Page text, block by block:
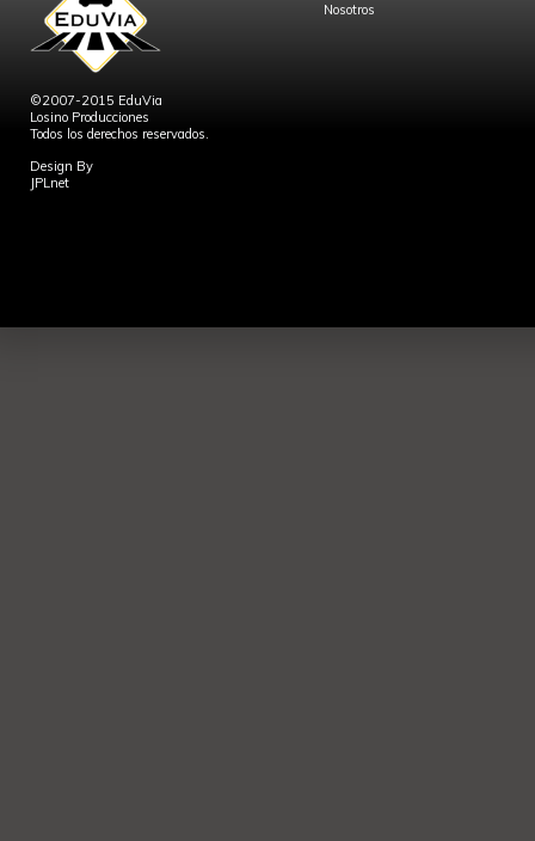
©2007-2015 EduVia
Losino Producciones
Todos los derechos reservados.
Design By
JPLnet
Nosotros